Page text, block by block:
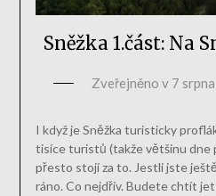
Sněžka 1.část: Na
Zveřejněno v 7
I když je Sněžka turisticky
tisíce turistů (takže většinu dne
přesto stojí za to. Jestli jste
ráno. Co nejdřív. Budete chtít